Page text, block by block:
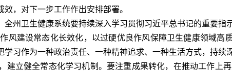
，对下一步工作作出安排部署。
州卫生健康系统要持续深入学习贯彻习近平总书记的重要指
风建设常态化长效化，以过硬优良作风保障卫生健康领域高
习作为一种政治责任、一种精神追求、一种生活方式，持续
建立健全常态化学习机制。要注重成果转化，在推动工作上